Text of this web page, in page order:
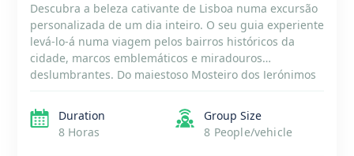
Descubra a beleza cativante de Lisboa numa excursão
personalizada de um dia inteiro. O seu guia experiente
levá-lo-á numa viagem pelos bairros históricos da
cidade, marcos emblemáticos e miradouros
deslumbrantes. Do majestoso Mosteiro dos Jerónimos
história e o esplendor arquitetónico da cidade.
Saboreie os sabores de Lisboa […]
Duration
8 Horas
Group Size
8 People/vehicle